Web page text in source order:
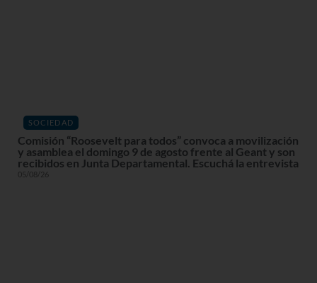
SOCIEDAD
Comisión “Roosevelt para todos” convoca a movilización
y asamblea el domingo 9 de agosto frente al Geant y son
recibidos en Junta Departamental. Escuchá la entrevista
05/08/26